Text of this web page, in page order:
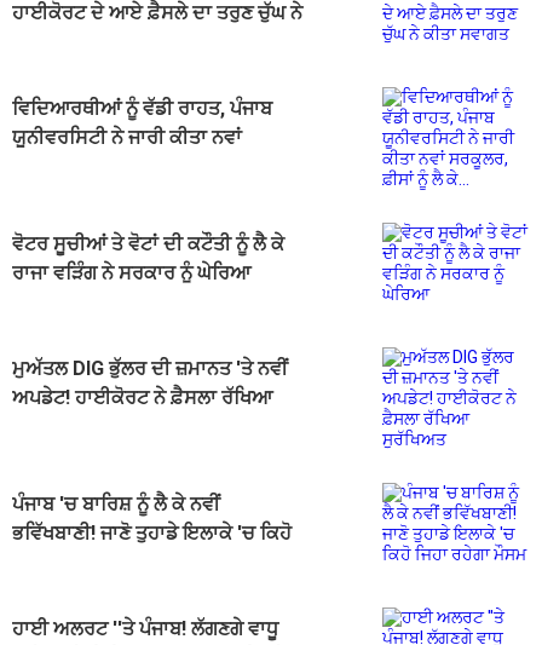
ਹਾਈਕੋਰਟ ਦੇ ਆਏ ਫ਼ੈਸਲੇ ਦਾ ਤਰੁਣ ਚੁੱਘ ਨੇ
ਵਿਦਿਆਰਥੀਆਂ ਨੂੰ ਵੱਡੀ ਰਾਹਤ, ਪੰਜਾਬ
ਯੂਨੀਵਰਸਿਟੀ ਨੇ ਜਾਰੀ ਕੀਤਾ ਨਵਾਂ
ਵੋਟਰ ਸੂਚੀਆਂ ਤੇ ਵੋਟਾਂ ਦੀ ਕਟੌਤੀ ਨੂੰ ਲੈ ਕੇ
ਰਾਜਾ ਵੜਿੰਗ ਨੇ ਸਰਕਾਰ ਨੂੰ ਘੇਰਿਆ
ਮੁਅੱਤਲ DIG ਭੁੱਲਰ ਦੀ ਜ਼ਮਾਨਤ 'ਤੇ ਨਵੀਂ
ਅਪਡੇਟ! ਹਾਈਕੋਰਟ ਨੇ ਫ਼ੈਸਲਾ ਰੱਖਿਆ
ਪੰਜਾਬ 'ਚ ਬਾਰਿਸ਼ ਨੂੰ ਲੈ ਕੇ ਨਵੀਂ
ਭਵਿੱਖਬਾਣੀ! ਜਾਣੋ ਤੁਹਾਡੇ ਇਲਾਕੇ 'ਚ ਕਿਹੋ
ਹਾਈ ਅਲਰਟ ''ਤੇ ਪੰਜਾਬ! ਲੱਗਣਗੇ ਵਾਧੂ